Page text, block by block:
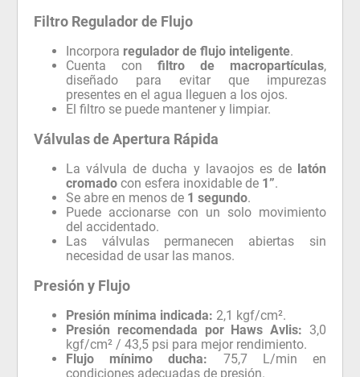
Filtro Regulador de Flujo
Incorpora regulador de flujo inteligente.
Cuenta con filtro de macropartículas,
diseñado para evitar que impurezas
presentes en el agua lleguen a los ojos.
El filtro se puede mantener y limpiar.
Válvulas de Apertura Rápida
La válvula de ducha y lavaojos es de latón
cromado con esfera inoxidable de 1”.
Se abre en menos de 1 segundo.
Puede accionarse con un solo movimiento
del accidentado.
Las válvulas permanecen abiertas sin
necesidad de usar las manos.
Presión y Flujo
Presión mínima indicada: 2,1 kgf/cm².
Presión recomendada por Haws Avlis: 3,0
kgf/cm² / 43,5 psi para mejor rendimiento.
Flujo mínimo ducha: 75,7 L/min en
condiciones adecuadas de presión.